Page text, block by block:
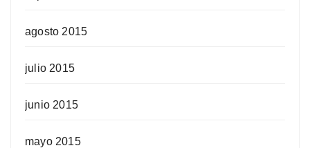
agosto 2015
julio 2015
junio 2015
mayo 2015